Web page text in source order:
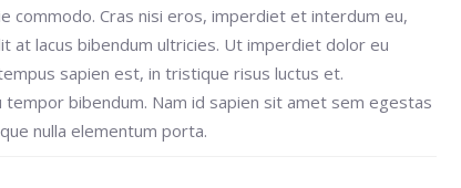
commodo. Cras nisi eros, imperdiet et interdum eu,
at lacus bibendum ultricies. Ut imperdiet dolor eu
sapien est, in tristique risus luctus et.
bibendum. Nam id sapien sit amet sem egestas
nulla elementum porta.